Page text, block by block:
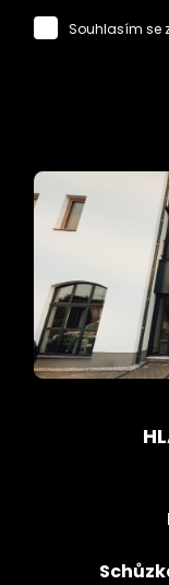
Souhlasím se